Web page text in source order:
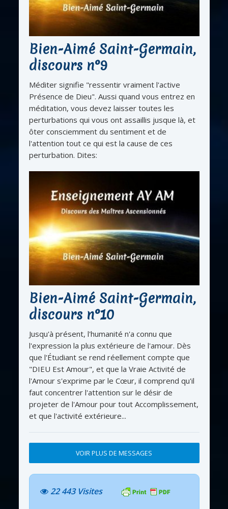
Bien-Aimé Saint-Germain,
discours n°9
Méditer signifie "ressentir vraiment l'active
Présence de Dieu". Aussi quand vous entrez en
méditation, vous devez laisser toutes les
perturbations qui vous ont assaillis jusque là, et
ôter consciemment du sentiment et de
l'attention tout ce qui est la cause de ces
perturbation. Dites:
Bien-Aimé Saint-Germain,
discours n°10
Jusqu'à présent, l'humanité n'a connu que
l'expression la plus extérieure de l'amour. Dès
que l'Étudiant se rend réellement compte que
"DIEU Est Amour", et que la Vraie Activité de
l'Amour s'exprime par le Cœur, il comprend qu'il
faut concentrer l'attention sur le désir de
projeter de l'Amour pour tout Accomplissement,
et que l'activité extérieure...
VOIR PLUS DE MESSAGES
22 443 Visites